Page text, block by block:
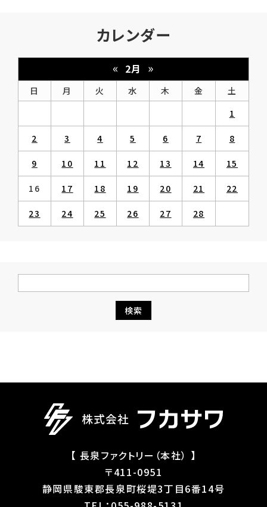
カレンダー
« 2月 »
日 月 火 水 木 金
土
1
2 3 4 5 6 7 8
9 10 11 12 13 14 15
16 17 18 19 20 21 22
23 24 25 26 27 28
【 長泉ファクトリー（本社） 】
〒411-0951
静岡県駿東郡長泉町桜堤3丁目6番14号